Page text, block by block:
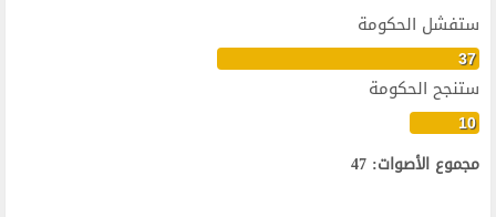
ستفشل الحكومة
37
ستنجح الحكومة
10
مجموع الأصوات: 47